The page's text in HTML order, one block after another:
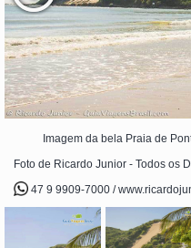
Imagem da bela Praia de
Foto de Ricardo Junior - Todos os
47 9 9909-7000 /